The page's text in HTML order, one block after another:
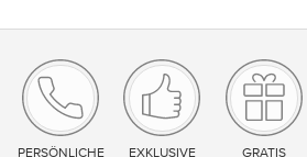
PERSÖNLICHE
EXKLUSIVE
GRATIS